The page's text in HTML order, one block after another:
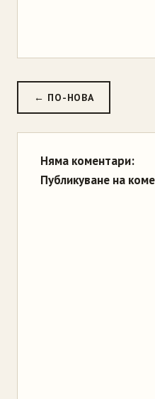
← ПО-НОВА
Няма коментари:
Публикуване на